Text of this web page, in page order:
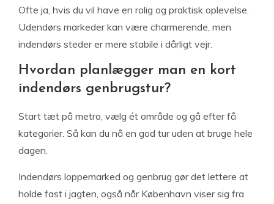
Ofte ja, hvis du vil have en rolig og praktisk oplevelse.
Udendørs markeder kan være charmerende, men
indendørs steder er mere stabile i dårligt vejr.
Hvordan planlægger man en kort
indendørs genbrugstur?
Start tæt på metro, vælg ét område og gå efter få
kategorier. Så kan du nå en god tur uden at bruge hele
dagen.
Indendørs loppemarked og genbrug gør det lettere at
holde fast i jagten, også når København viser sig fra